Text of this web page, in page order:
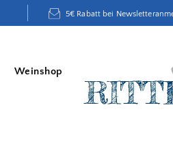
5€ Rabatt bei
Weinshop